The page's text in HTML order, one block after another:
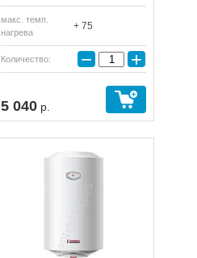
макс. темп.
нагрева
+ 75
Количество: − +
5 040 р.